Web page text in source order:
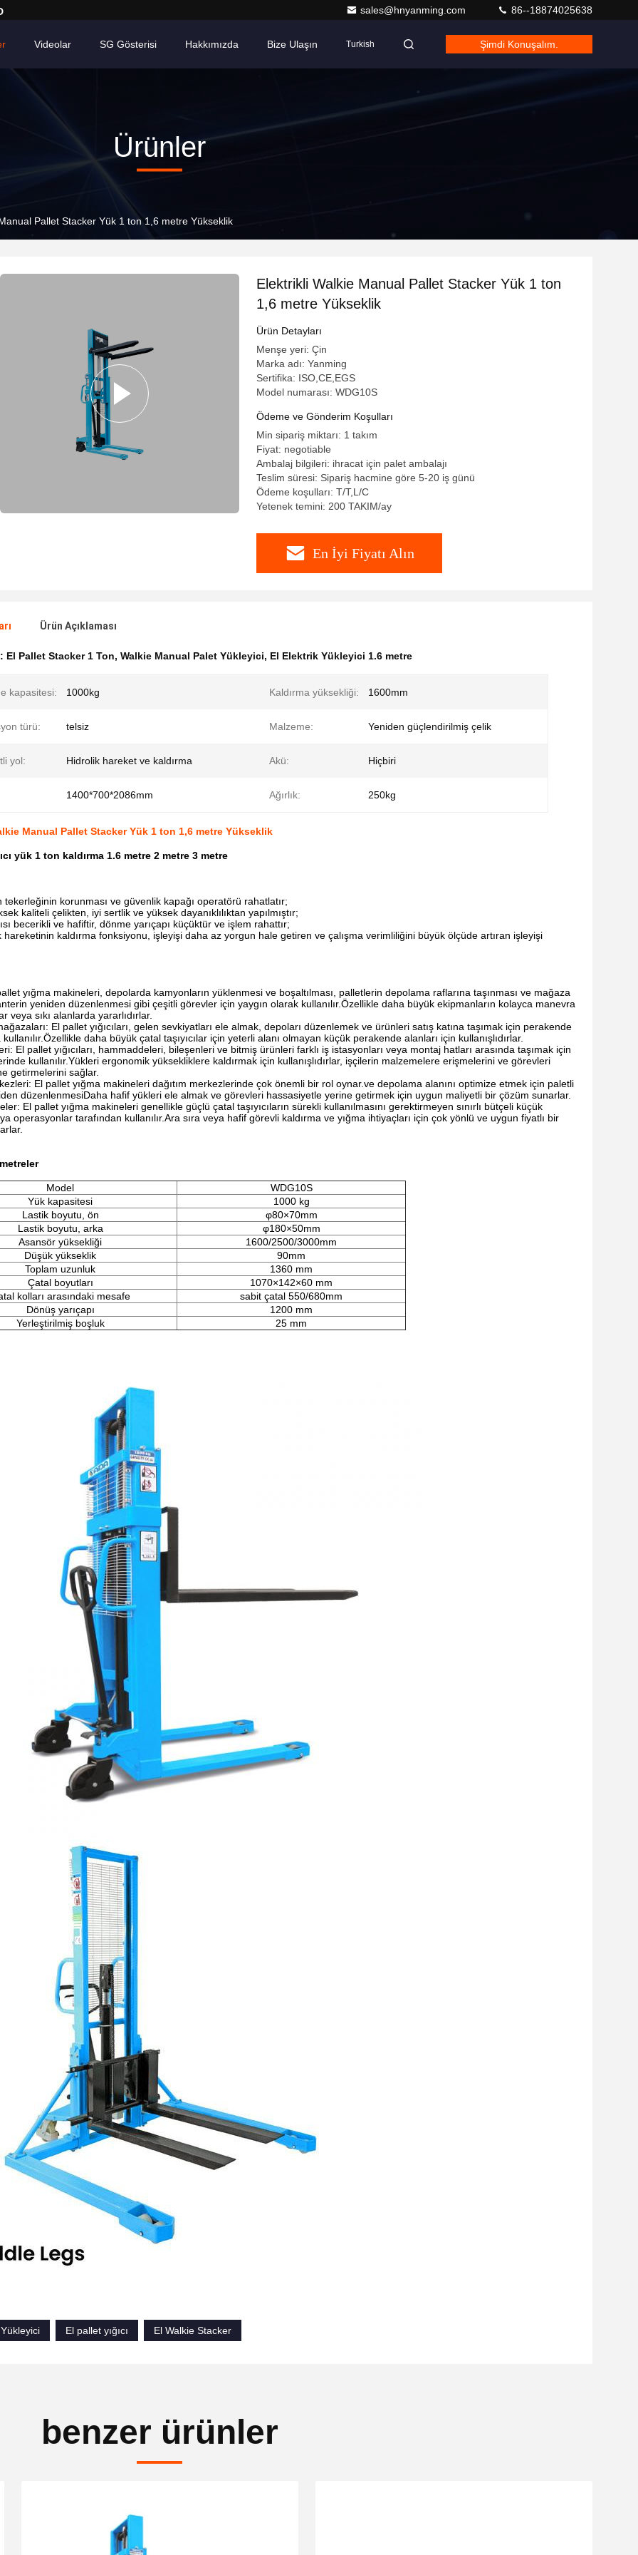
sales@hnyanming.com 86--18874025638
Videolar SG Gösterisi Hakkımızda Bize Ulaşın Turkish Şimdi Konuşalım.
Ürünler
Pallet Stacker Yük 1 ton 1,6 metre Yükseklik
Elektrikli Walkie Manual Pallet Stacker Yük 1 ton
1,6 metre Yükseklik
Ürün Detayları
Menşe yeri: Çin
Marka adı: Yanming
Sertifika: ISO,CE,EGS
Model numarası: WDG10S
Ödeme ve Gönderim Koşulları
Min sipariş miktarı: 1 takım
Fiyat: negotiable
Ambalaj bilgileri: ihracat için palet ambalajı
Teslim süresi: Sipariş hacmine göre 5-20 iş günü
Ödeme koşulları: T/T,L/C
Yetenek temini: 200 TAKIM/ay
En İyi Fiyatı Alın
Ürün Açıklaması
El Pallet Stacker 1 Ton, Walkie Manual Palet Yükleyici, El Elektrik Yükleyici 1.6 metre
kapasitesi: 1000kg Kaldırma yüksekliği: 1600mm
türü: telsiz Malzeme: Yeniden güçlendirilmiş çelik
yol: Hidrolik hareket ve kaldırma Akü: Hiçbiri
1400*700*2086mm Ağırlık: 250kg
Manual Pallet Stacker Yük 1 ton 1,6 metre Yükseklik
yük 1 ton kaldırma 1.6 metre 2 metre 3 metre
tekerleğinin korunması ve güvenlik kapağı operatörü rahatlatır;
kaliteli çelikten, iyi sertlik ve yüksek dayanıklılıktan yapılmıştır;
becerikli ve hafiftir, dönme yarıçapı küçüktür ve işlem rahattır;
hareketinin kaldırma fonksiyonu, işleyişi daha az yorgun hale getiren ve çalışma verimliliğini büyük ölçüde artıran işleyişi
yığma makineleri, depolarda kamyonların yüklenmesi ve boşaltılması, palletlerin depolama raflarına taşınması ve mağaza
yeniden düzenlenmesi gibi çeşitli görevler için yaygın olarak kullanılır.Özellikle daha büyük ekipmanların kolayca manevra
veya sıkı alanlarda yararlıdırlar.
El pallet yığıcıları, gelen sevkiyatları ele almak, depoları düzenlemek ve ürünleri satış katına taşımak için perakende
daha büyük çatal taşıyıcılar için yeterli alanı olmayan küçük perakende alanları için kullanışlıdırlar.
El pallet yığıcıları, hammaddeleri, bileşenleri ve bitmiş ürünleri farklı iş istasyonları veya montaj hatları arasında taşımak için
kullanılır.Yükleri ergonomik yüksekliklere kaldırmak için kullanışlıdırlar, işçilerin malzemelere erişmelerini ve görevleri
getirmelerini sağlar.
El pallet yığma makineleri dağıtım merkezlerinde çok önemli bir rol oynar.ve depolama alanını optimize etmek için paletli
düzenlenmesiDaha hafif yükleri ele almak ve görevleri hassasiyetle yerine getirmek için uygun maliyetli bir çözüm sunarlar.
El pallet yığma makineleri genellikle güçlü çatal taşıyıcıların sürekli kullanılmasını gerektirmeyen sınırlı bütçeli küçük
operasyonlar tarafından kullanılır.Ara sıra veya hafif görevli kaldırma ve yığma ihtiyaçları için çok yönlü ve uygun fiyatlı bir
Model
WDG10S
Yük kapasitesi
1000 kg
Lastik boyutu, ön
φ80×70mm
Lastik boyutu, arka
φ180×50mm
Asansör yüksekliği
1600/2500/3000mm
Düşük yükseklik
90mm
Toplam uzunluk
1360 mm
Çatal boyutları
1070×142×60 mm
kolları arasındaki mesafe
sabit çatal 550/680mm
Dönüş yarıçapı
1200 mm
Yerleştirilmiş boşluk
25 mm
El pallet yığıcı El Walkie Stacker
benzer ürünler